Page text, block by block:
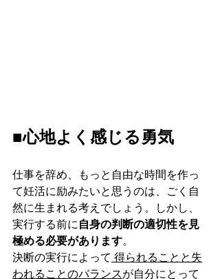
■心地よく感じる勇気
仕事を辞め、もっと自由な時間を作っ
て妊活に励みたいと思うのは、ごく自
然に生まれる考えでしょう。しかし、
実行する前に自身の判断の適切性を見
極める必要があります。
決断の実行によって 得られることと失
われることのバランスが自分にとって